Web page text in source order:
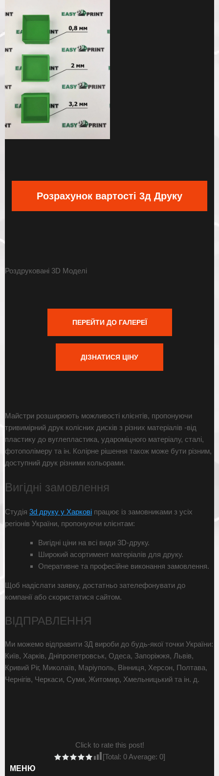
Розрахунок вартості 3д Друку
Роздруковані 3D Моделі
ПЕРЕЙТИ ДО ГАЛЕРЕЇ
ДІЗНАТИСЯ ЦІНУ
Майстри розширюють можливості клієнтів, пропонуючи
тривимірний друк колісних дисків з різних матеріалів -від
пластику до вуглепластика, удароміцного матеріалу, сталі,
фотополімеру та ін. Колірне рішення також може бути різним,
доступний друк різними кольорами.
Вигідні замовлення
Студія 3d друку у Харкові працює із замовниками з усіх
регіонів України, пропонуючи клієнтам:
Вигідні ціни на всі види 3D-друку.
Широкий асортимент матеріалів для друку.
Оперативне та професійне виконання замовлення.
Щоб надіслати заявку, достатньо зателефонувати до
компанії або скористатися сайтом.
ВІДПРАВЛЕННЯ
Ми можемо відправити 3Д вироби до будь-якої точки України:
Київ, Харків, Дніпропетровськ, Одеса, Запоріжжя, Львів,
Кривий Ріг, Миколаїв, Маріуполь, Вінниця, Херсон, Полтава,
Чернігів, Черкаси, Суми, Житомир, Хмельницький та ін. д.
Click to rate this post!
[Total: 0Average: 0]
МЕНЮ